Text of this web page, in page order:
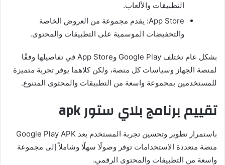
التطبيقات والألعاب.
App Store: يقدم مجموعة من العروض الخاصة
والتخفيضات الموسمية على التطبيقات والمحتوى.
بشكل عام تختلف Google Play وApp Store في تفاصيلها وفقًا
لمنصة الجهاز وسياسات كل منصة، ولكن كلاهما يوفر تجربة متميزة
للمستخدمين بمجموعة واسعة من التطبيقات والمحتوى المتنوع.
تقييم برنامج بلاي ستور apk
باستمرار تطوير وتحسين تجربة المستخدم يعد Google Play APK
منصة متعددة الاستخدامات توفر وصولًا سهلًا وشاملاً إلى مجموعة
واسعة من التطبيقات والمحتوى الرقمي.